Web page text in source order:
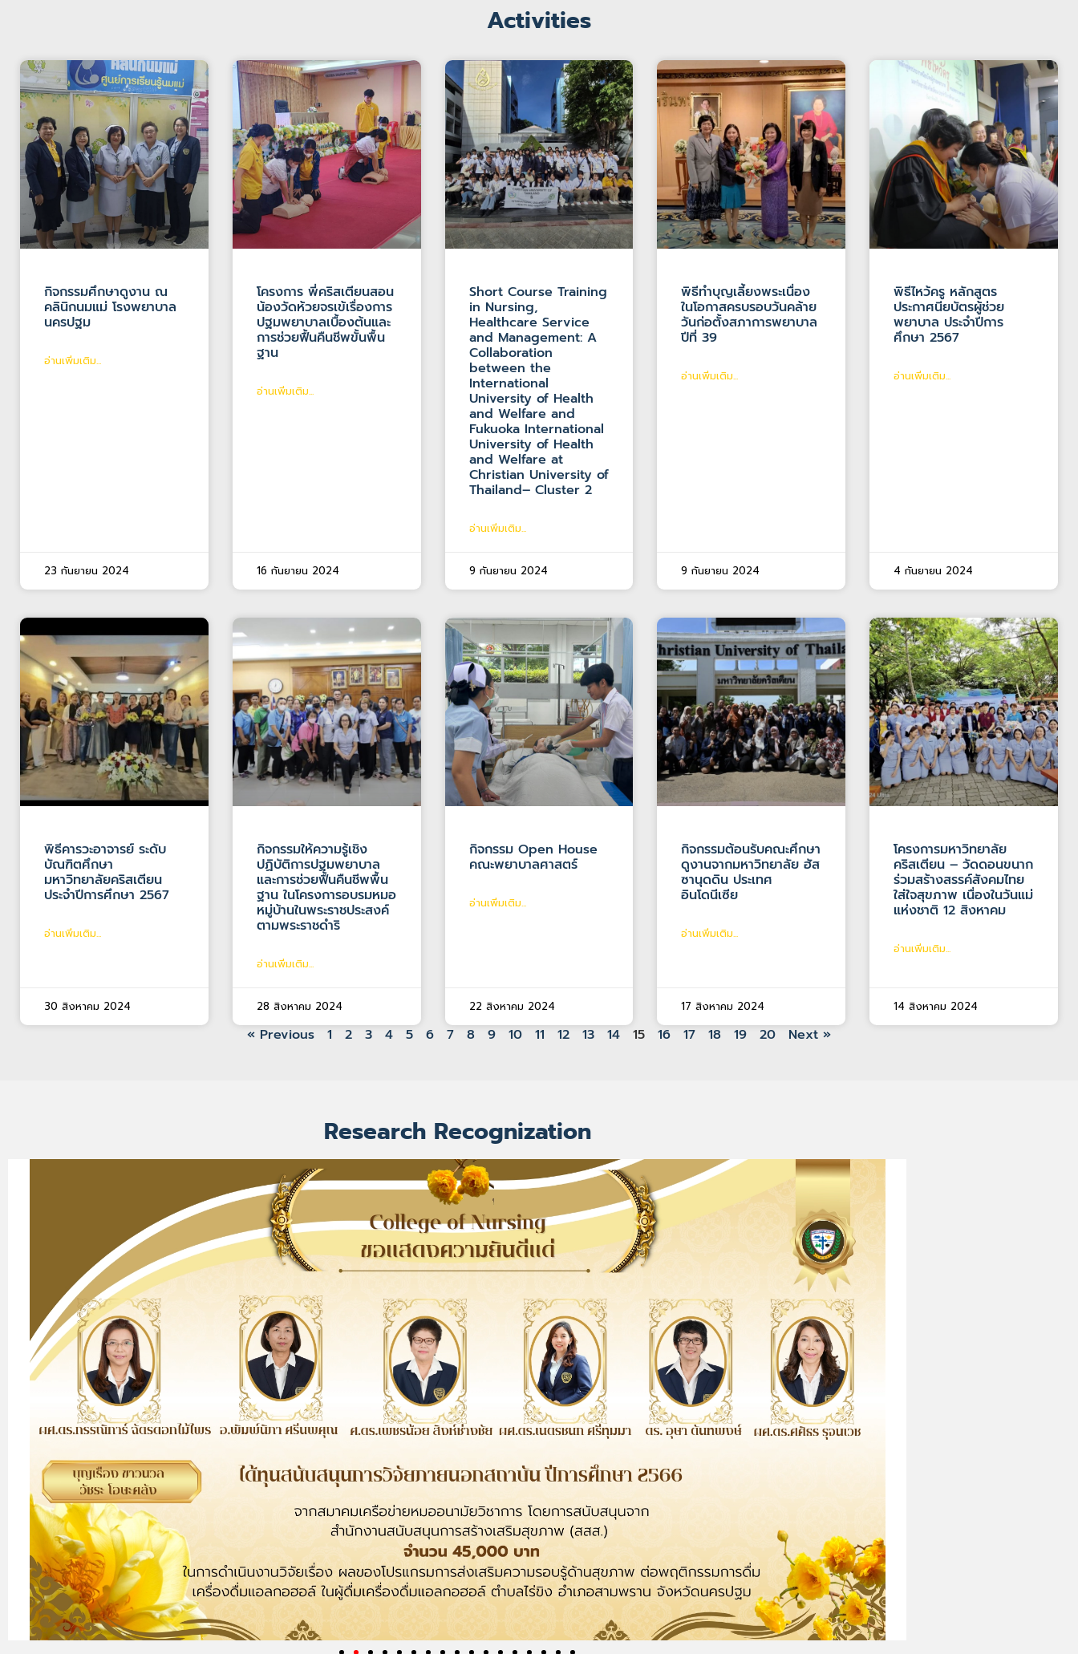
Activities
กิจกรรมศึกษาดูงาน ณ
คลินิกนมแม่ โรงพยาบาล
นครปฐม
อ่านเพิ่มเติม...
23 กันยายน 2024
โครงการ พี่คริสเตียนสอน
น้องวัดห้วยจรเข้เรื่องการ
ปฐมพยาบาลเบื้องต้นและ
การช่วยฟื้นคืนชีพขั้นพื้น
ฐาน
อ่านเพิ่มเติม...
16 กันยายน 2024
Short Course Training
in Nursing,
Healthcare Service
and Management: A
Collaboration
between the
International
University of Health
and Welfare and
Fukuoka International
University of Health
and Welfare at
Christian University of
Thailand– Cluster 2
อ่านเพิ่มเติม...
9 กันยายน 2024
พิธีทำบุญเลี้ยงพระเนื่อง
ในโอกาสครบรอบวันคล้าย
วันก่อตั้งสภาการพยาบาล
ปีที่ 39
อ่านเพิ่มเติม...
9 กันยายน 2024
พิธีไหว้ครู หลักสูตร
ประกาศนียบัตรผู้ช่วย
พยาบาล ประจำปีการ
ศึกษา 2567
อ่านเพิ่มเติม...
4 กันยายน 2024
พิธีคารวะอาจารย์ ระดับ
บัณฑิตศึกษา
มหาวิทยาลัยคริสเตียน
ประจำปีการศึกษา 2567
อ่านเพิ่มเติม...
30 สิงหาคม 2024
กิจกรรมให้ความรู้เชิง
ปฏิบัติการปฐมพยาบาล
และการช่วยฟื้นคืนชีพพื้น
ฐาน ในโครงการอบรมหมอ
หมู่บ้านในพระราชประสงค์
ตามพระราชดำริ
อ่านเพิ่มเติม...
28 สิงหาคม 2024
กิจกรรม Open House
คณะพยาบาลศาสตร์
อ่านเพิ่มเติม...
22 สิงหาคม 2024
กิจกรรมต้อนรับคณะศึกษา
ดูงานจากมหาวิทยาลัย ฮัส
ซานุดดิน ประเทศ
อินโดนีเซีย
อ่านเพิ่มเติม...
17 สิงหาคม 2024
โครงการมหาวิทยาลัย
คริสเตียน – วัดดอนขนาก
ร่วมสร้างสรรค์สังคมไทย
ใส่ใจสุขภาพ เนื่องในวันแม่
แห่งชาติ 12 สิงหาคม
อ่านเพิ่มเติม...
14 สิงหาคม 2024
« Previous 1 2 3 4 5 6 7 8 9 10 11 12 13 14 15 16 17 18 19 20 Next »
Research Recognization